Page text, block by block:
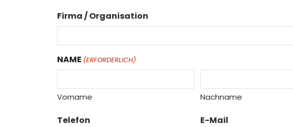
Firma / Organisation
NAME (ERFORDERLICH)
Vorname Nachname
Telefon E-Mail